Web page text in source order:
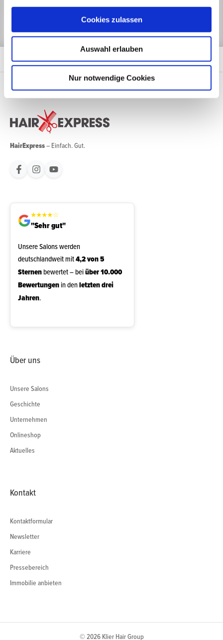
Cookies zulassen
Auswahl erlauben
Nur notwendige Cookies
HairExpress– Einfach. Gut.
★★★★☆
"Sehr gut"
Unsere Salons werden
deutschlandweit mit4,2 von 5
Sternenbewertet – beiüber 10.000
Bewertungenin denletzten drei
Jahren.
Über uns
Unsere Salons
Geschichte
Unternehmen
Onlineshop
Aktuelles
Kontakt
Kontaktformular
Newsletter
Karriere
Pressebereich
Immobilie anbieten
© 2026 Klier Hair Group